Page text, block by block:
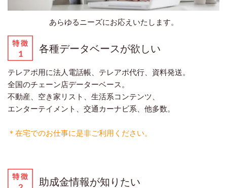
あらゆるニーズにお応えいたします。
各種データベースが欲しい
テレアポ用に法人電話帳、テレアポ代行、資料発送。
全国のチェーン店データーベース。
不動産、空き家リスト、生活系コンテンツ、
エンターテイメント、交通カーナビ系、他多数。
＊在宅でのお仕事に是非ご利用ください。
助成金情報が知りたい